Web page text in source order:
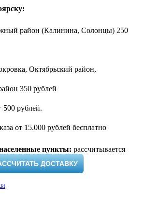
район (Калинина, Солонцы) 250
Октябрьский район,
350 рублей
500 рублей.
от 15.000 рублей бесплатно
пункты: рассчитывается
ДОСТАВКУ